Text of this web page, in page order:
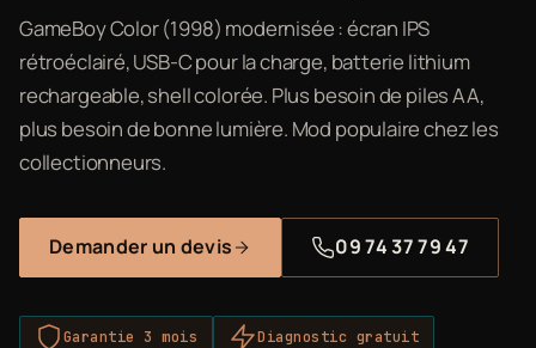
GameBoy Color (1998) modernisée : écran IPS
rétroéclairé, USB-C pour la charge, batterie lithium
rechargeable, shell colorée. Plus besoin de piles AA,
plus besoin de bonne lumière. Mod populaire chez les
collectionneurs.
Demander un devis 09 74 37 79 47
Garantie 3 mois Diagnostic gratuit